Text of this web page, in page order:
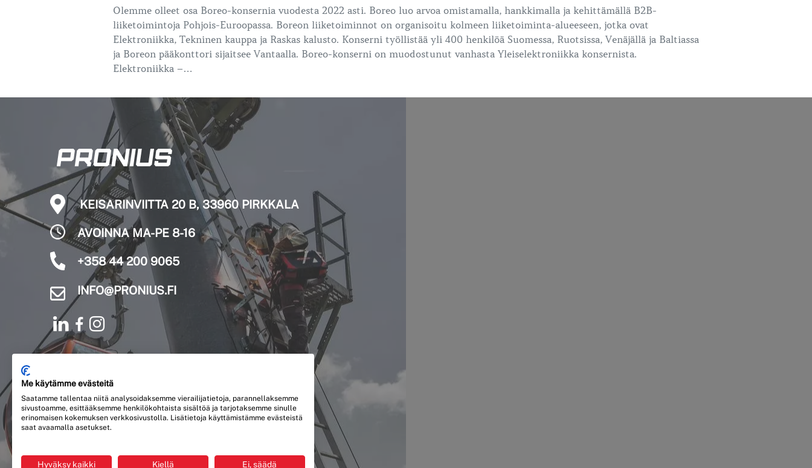
Olemme olleet osa Boreo-konsernia vuodesta 2022 asti. Boreo luo arvoa omistamalla, hankkimalla ja kehittämällä B2B-
liiketoimintoja Pohjois-Euroopassa. Boreon liiketoiminnot on organisoitu kolmeen liiketoiminta-alueeseen, jotka ovat
Elektroniikka, Tekninen kauppa ja Raskas kalusto. Konserni työllistää yli 400 henkilöä Suomessa, Ruotsissa, Venäjällä ja Baltiassa
ja Boreon pääkonttori sijaitsee Vantaalla. Boreo-konserni on muodostunut vanhasta Yleiselektroniikka konsernista.
Elektroniikka –…
KEISARINVIITTA 20 B, 33960 PIRKKALA
AVOINNA MA-PE 8-16
+358 44 200 9065
INFO@PRONIUS.FI
Medianyrkki
YRITYKSESTÄ
KÄYTTÖTURVALLISUUSTIEDOTTEET
Me käytämme evästeitä
Saatamme tallentaa niitä analysoidaksemme vierailijatietoja, parannellaksemme
sivustoamme, esittääksemme henkilökohtaista sisältöä ja tarjotaksemme sinulle
erinomaisen kokemuksen verkkosivustolla. Lisätietoja käyttämistämme evästeistä
saat avaamalla asetukset.
Hyväksy kaikki Kiellä Ei, säädä